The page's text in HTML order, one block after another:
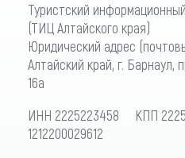
Туристский
(ТИЦ Алтайского края)
Юридический адрес
Алтайский край, г. Барнаул,
16а
ИНН 2225223458 КПП
1212200029612